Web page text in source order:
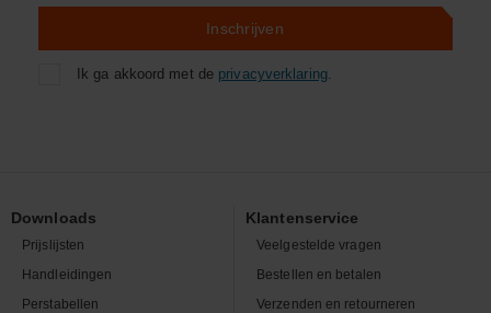
Inschrijven
Ik ga akkoord met de privacyverklaring.
Downloads
Prijslijsten
Handleidingen
Perstabellen
Klantenservice
Veelgestelde vragen
Bestellen en betalen
Verzenden en retourneren